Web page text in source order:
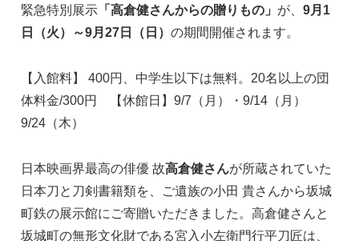
緊急特別展示 「高倉健さんからの贈りもの」 が、 9月1
日（火）～9月27日（日） の期間開催されます。
【入館料】 400円、中学生以下は無料。20名以上の団
体料金/300円 【休館日】9/7（月）・9/14（月）
9/24（木）
日本映画界最高の俳優 故高倉健さんが所蔵されていた
日本刀と刀剣書籍類を、ご遺族の小田 貴さんから坂城
町鉄の展示館にご寄贈いただきました。高倉健さんと
坂城町の無形文化財である宮入小左衛門行平刀匠は、